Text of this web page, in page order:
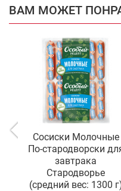
ВАМ МОЖЕТ
Сосиски Молочные
По-стародворски
завтрака
Стародворье
(средний вес: 1300